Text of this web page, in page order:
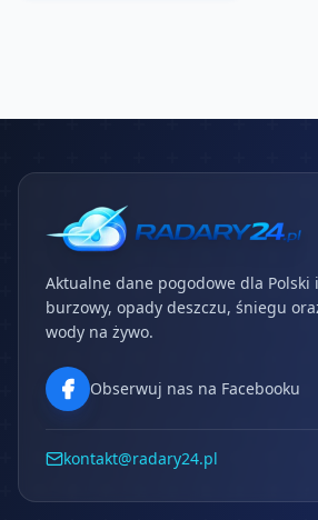
Aktualne dane pogodowe dla Polski
burzowy, opady deszczu, śniegu
wody na żywo.
Obserwuj nas na Facebooku
kontakt@radary24.pl